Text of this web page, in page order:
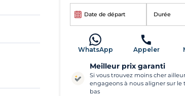
Date de départ Durée
WhatsApp Appeler
Meilleur prix garanti
Si vous trouvez moins cher
engageons à nous aligner sur le
bas